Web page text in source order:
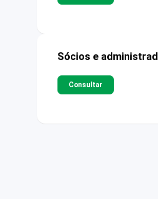
Sócios e
Consultar